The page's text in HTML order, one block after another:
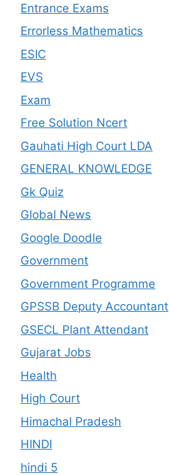
Entrance Exams
Errorless Mathematics
ESIC
EVS
Exam
Free Solution Ncert
Gauhati High Court LDA
GENERAL KNOWLEDGE
Gk Quiz
Global News
Google Doodle
Government
Government Programme
GPSSB Deputy Accountant
GSECL Plant Attendant
Gujarat Jobs
Health
High Court
Himachal Pradesh
HINDI
hindi 5